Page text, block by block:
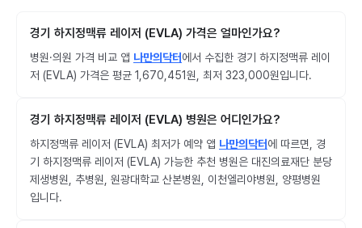
경기 하지정맥류 레이저 (EVLA) 가격은 얼마인가요?
병원·의원 가격 비교 앱 나만의닥터에서 수집한 경기 하지정맥류 레이
저 (EVLA) 가격은 평균 1,670,451원, 최저 323,000원입니다.
경기 하지정맥류 레이저 (EVLA) 병원은 어디인가요?
하지정맥류 레이저 (EVLA) 최저가 예약 앱 나만의닥터에 따르면, 경
기 하지정맥류 레이저 (EVLA) 가능한 추천 병원은 대진의료재단 분당
제생병원, 추병원, 원광대학교 산본병원, 이천엘리야병원, 양평병원
입니다.